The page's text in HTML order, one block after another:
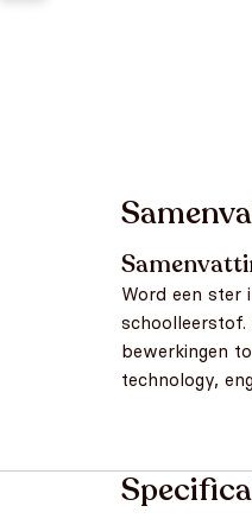
Word een ster
schoolleerstof.
bewerkingen
technology,